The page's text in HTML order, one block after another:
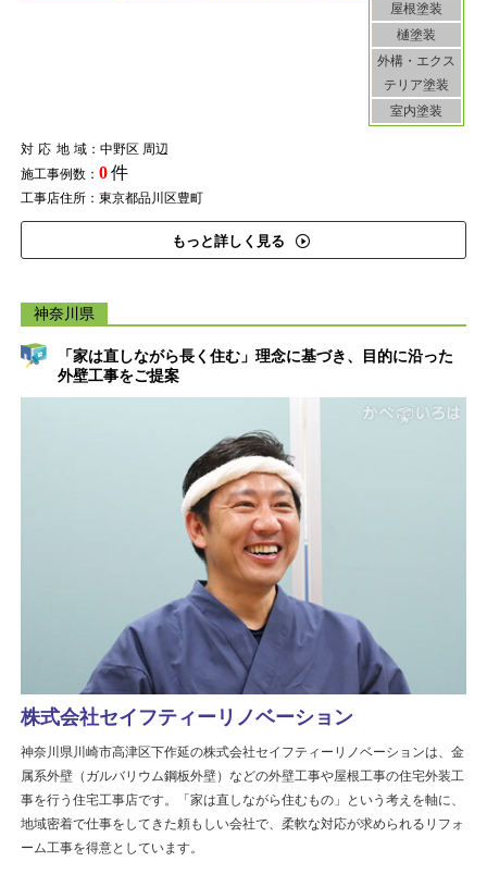
屋根塗装
樋塗装
外構・エクス
テリア塗装
室内塗装
対応地域：中野区 周辺
施工事例数： 0件
工事店住所：東京都品川区豊町
もっと詳しく見る
神奈川県
「家は直しながら長く住む」理念に基づき、目的に沿った
外壁工事をご提案
株式会社セイフティーリノベーション
神奈川県川崎市高津区下作延の株式会社セイフティーリノベーションは、金
属系外壁（ガルバリウム鋼板外壁）などの外壁工事や屋根工事の住宅外装工
事を行う住宅工事店です。「家は直しながら住むもの」という考えを軸に、
地域密着で仕事をしてきた頼もしい会社で、柔軟な対応が求められるリフォ
ーム工事を得意としています。